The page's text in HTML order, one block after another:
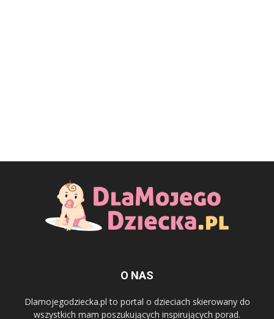
O NAS
Dlamojegodziecka.pl to portal o dzieciach skierowany do
wszystkich mam poszukujących inspirujących porad.